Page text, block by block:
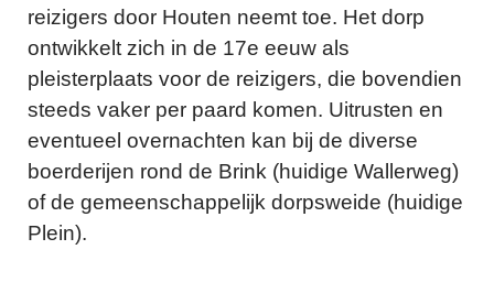
reizigers door Houten neemt toe. Het dorp
ontwikkelt zich in de 17e eeuw als
pleisterplaats voor de reizigers, die bovendien
steeds vaker per paard komen. Uitrusten en
eventueel overnachten kan bij de diverse
boerderijen rond de Brink (huidige Wallerweg)
of de gemeenschappelijk dorpsweide (huidige
Plein).